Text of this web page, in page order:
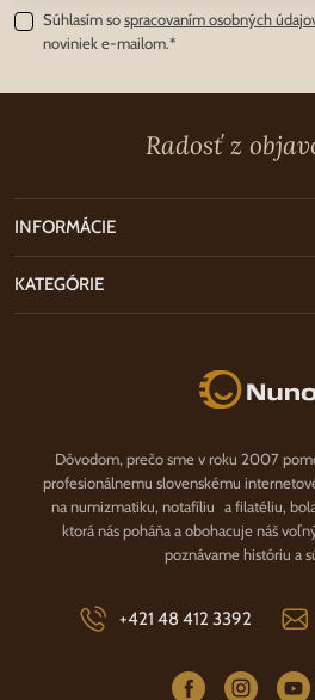
Súhlasím sospracovaním osobných
noviniek e-mailom.*
Radosť z
Dôvodom, prečo sme v roku 2007
profesionálnemu slovenskému
na numizmatiku, notafíliu a filatéliu,
ktorá nás poháňa a obohacuje náš
poznávame históriu a
+421 48 412 3392
INFORMÁCIE
KATEGÓRIE